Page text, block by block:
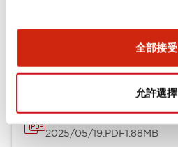
全部接受
允許選擇
2025/05/19.PDF1.88MB